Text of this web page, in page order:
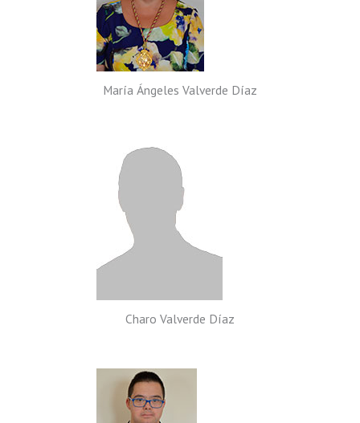
María Ángeles Valverde Díaz
Charo Valverde Díaz